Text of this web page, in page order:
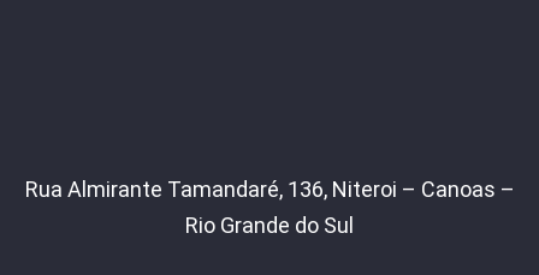
Rua Almirante Tamandaré, 136, Niteroi – Canoas –
Rio Grande do Sul